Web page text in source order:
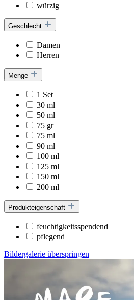
würzig
Geschlecht
Damen
Herren
Menge
1 Set
30 ml
50 ml
75 gr
75 ml
90 ml
100 ml
125 ml
150 ml
200 ml
Produkteigenschaft
feuchtigkeitsspendend
pflegend
Bildergalerie überspringen